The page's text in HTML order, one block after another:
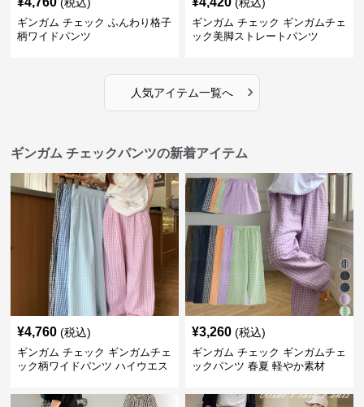
ギンガム チェック ふんわり格子
柄ワイドパンツ
ギンガム チェック ギンガムチェ
ック美脚ストレートパンツ
人気アイテム一覧へ ›
ギンガム チェックパンツの新着アイテム
¥4,760 (税込)
ギンガム チェック ギンガムチェ
ック柄ワイドパンツ ハイウエス
¥3,260 (税込)
ギンガム チェック ギンガムチェ
ックパンツ 春夏 軽やか素材